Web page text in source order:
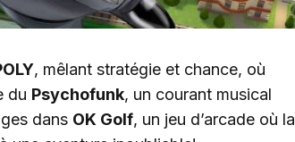
, mêlant stratégie et chance, où
du Psychofunk, un courant musical
dans OK Golf, un jeu d’arcade où la